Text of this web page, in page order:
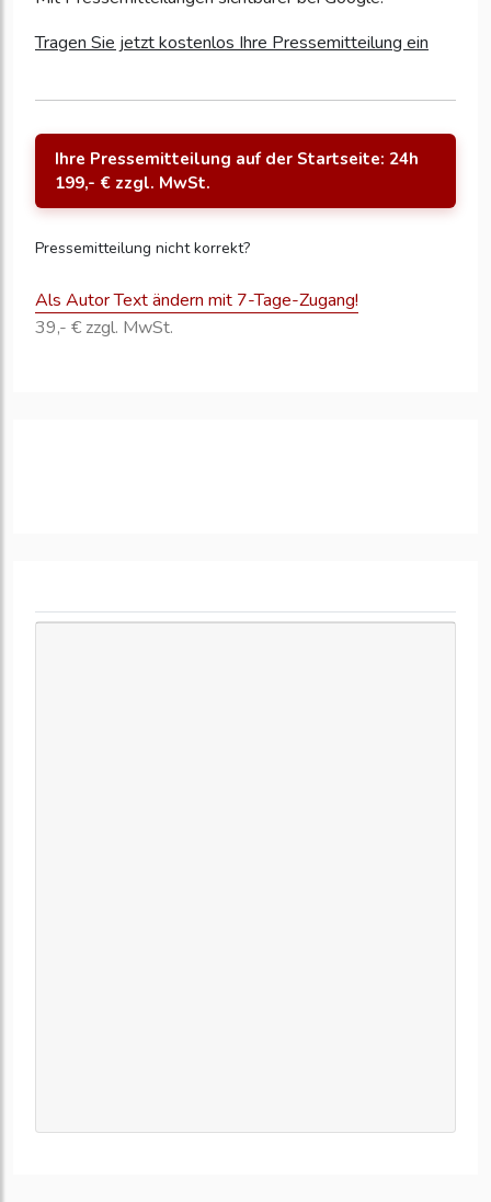
Tragen Sie jetzt kostenlos Ihre Pressemitteilung ein
Ihre Pressemitteilung auf der Startseite: 24h
199,- € zzgl. MwSt.
Pressemitteilung nicht korrekt?
Als Autor Text ändern mit 7-Tage-Zugang!
39,- € zzgl. MwSt.